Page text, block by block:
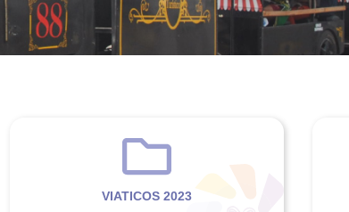
VIATICOS 2023